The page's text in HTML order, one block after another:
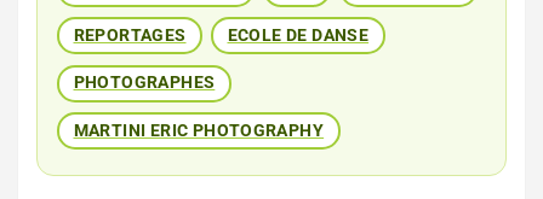
REPORTAGES ECOLE DE DANSE
PHOTOGRAPHES
MARTINI ERIC PHOTOGRAPHY